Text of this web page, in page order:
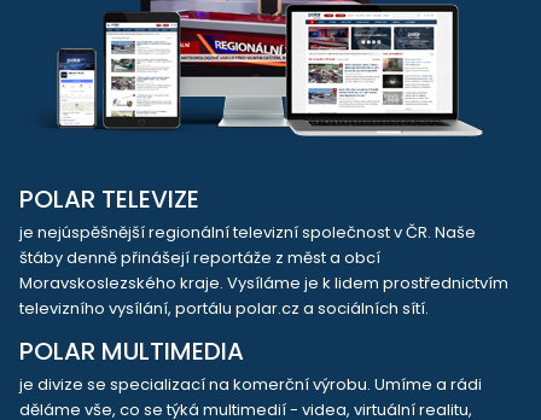
POLAR TELEVIZE
je nejúspěšnější regionální televizní společnost v ČR. Naše
štáby denně přinášejí reportáže z měst a obcí
Moravskoslezského kraje. Vysíláme je k lidem prostřednictvím
televizního vysílání, portálu polar.cz a sociálních sítí.
POLAR MULTIMEDIA
je divize se specializací na komerční výrobu. Umíme a rádi
děláme vše, co se týká multimedií - videa, virtuální realitu,